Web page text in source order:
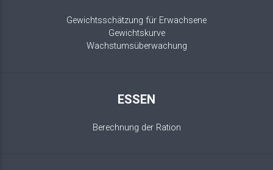
Gewichtsschätzung für Erwachsene
Gewichtskurve
Wachstumsüberwachung
ESSEN
Berechnung der Ration